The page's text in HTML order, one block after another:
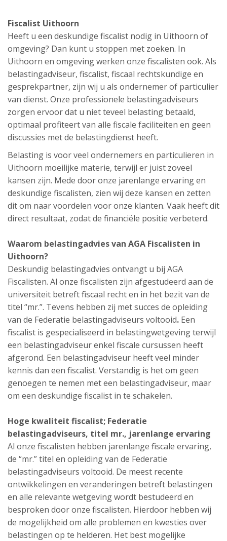
Fiscalist Uithoorn
Heeft u een deskundige fiscalist nodig in Uithoorn of
omgeving? Dan kunt u stoppen met zoeken. In
Uithoorn en omgeving werken onze fiscalisten ook. Als
belastingadviseur, fiscalist, fiscaal rechtskundige en
gesprekpartner, zijn wij u als ondernemer of particulier
van dienst. Onze professionele belastingadviseurs
zorgen ervoor dat u niet teveel belasting betaald,
optimaal profiteert van alle fiscale faciliteiten en geen
discussies met de belastingdienst heeft.
Belasting is voor veel ondernemers en particulieren in
Uithoorn moeilijke materie, terwijl er juist zoveel
kansen zijn. Mede door onze jarenlange ervaring en
deskundige fiscalisten, zien wij deze kansen en zetten
dit om naar voordelen voor onze klanten. Vaak heeft dit
direct resultaat, zodat de financiële positie verbeterd.
Waarom belastingadvies van AGA Fiscalisten in
Uithoorn?
Deskundig belastingadvies ontvangt u bij AGA
Fiscalisten. Al onze fiscalisten zijn afgestudeerd aan de
universiteit betreft fiscaal recht en in het bezit van de
titel “mr.”. Tevens hebben zij met succes de opleiding
van de Federatie belastingadviseurs voltooid. Een
fiscalist is gespecialiseerd in belastingwetgeving terwijl
een belastingadviseur enkel fiscale cursussen heeft
afgerond. Een belastingadviseur heeft veel minder
kennis dan een fiscalist. Verstandig is het om geen
genoegen te nemen met een belastingadviseur, maar
om een deskundige fiscalist in te schakelen.
Hoge kwaliteit fiscalist; Federatie
belastingadviseurs, titel mr., jarenlange ervaring
Al onze fiscalisten hebben jarenlange fiscale ervaring,
de “mr.” titel en opleiding van de Federatie
belastingadviseurs voltooid. De meest recente
ontwikkelingen en veranderingen betreft belastingen
en alle relevante wetgeving wordt bestudeerd en
besproken door onze fiscalisten. Hierdoor hebben wij
de mogelijkheid om alle problemen en kwesties over
belastingen op te helderen. Het best mogelijke